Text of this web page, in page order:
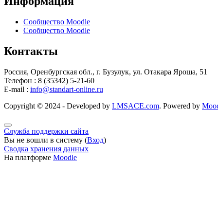
Сообщество Moodle
Сообщество Moodle
Контакты
Россия, Оренбургская обл., г. Бузулук, ул. Отакара Яроша, 51
Телефон : 8 (35342) 5-21-60
E-mail : info@standart-online.ru
Copyright © 2024 - Developed by LMSACE.com. Powered by
Служба поддержки сайта
Вы не вошли в систему (Вход)
Сводка хранения данных
На платформе Moodle